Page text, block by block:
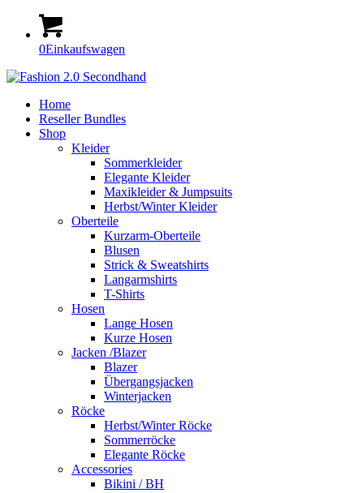
0Einkaufswagen
Home
Reseller Bundles
Shop
Kleider
Sommerkleider
Elegante Kleider
Maxikleider & Jumpsuits
Herbst/Winter Kleider
Oberteile
Kurzarm-Oberteile
Blusen
Strick & Sweatshirts
Langarmshirts
T-Shirts
Hosen
Lange Hosen
Kurze Hosen
Jacken /Blazer
Blazer
Übergangsjacken
Winterjacken
Röcke
Herbst/Winter Röcke
Sommerröcke
Elegante Röcke
Accessories
Bikini / BH